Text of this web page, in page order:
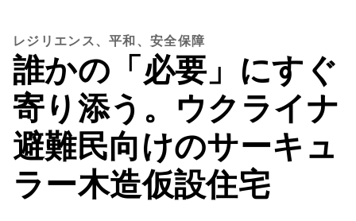
レジリエンス、平和、安全保障
誰かの「必要」にすぐ
寄り添う。ウクライナ
避難民向けのサーキュ
ラー木造仮設住宅